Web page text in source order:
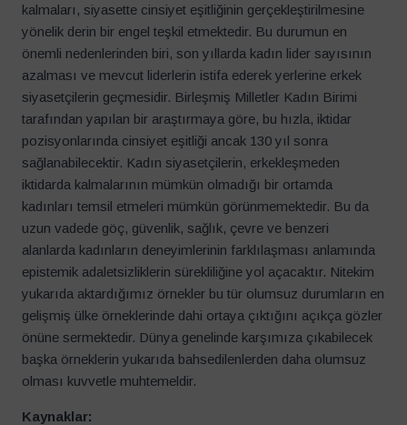
kalmaları, siyasette cinsiyet eşitliğinin gerçekleştirilmesine
yönelik derin bir engel teşkil etmektedir. Bu durumun en
önemli nedenlerinden biri, son yıllarda kadın lider sayısının
azalması ve mevcut liderlerin istifa ederek yerlerine erkek
siyasetçilerin geçmesidir. Birleşmiş Milletler Kadın Birimi
tarafından yapılan bir araştırmaya göre, bu hızla, iktidar
pozisyonlarında cinsiyet eşitliği ancak 130 yıl sonra
sağlanabilecektir. Kadın siyasetçilerin, erkekleşmeden
iktidarda kalmalarının mümkün olmadığı bir ortamda
kadınları temsil etmeleri mümkün görünmemektedir. Bu da
uzun vadede göç, güvenlik, sağlık, çevre ve benzeri
alanlarda kadınların deneyimlerinin farklılaşması anlamında
epistemik adaletsizliklerin sürekliliğine yol açacaktır. Nitekim
yukarıda aktardığımız örnekler bu tür olumsuz durumların en
gelişmiş ülke örneklerinde dahi ortaya çıktığını açıkça gözler
önüne sermektedir. Dünya genelinde karşımıza çıkabilecek
başka örneklerin yukarıda bahsedilenlerden daha olumsuz
olması kuvvetle muhtemeldir.
Kaynaklar: